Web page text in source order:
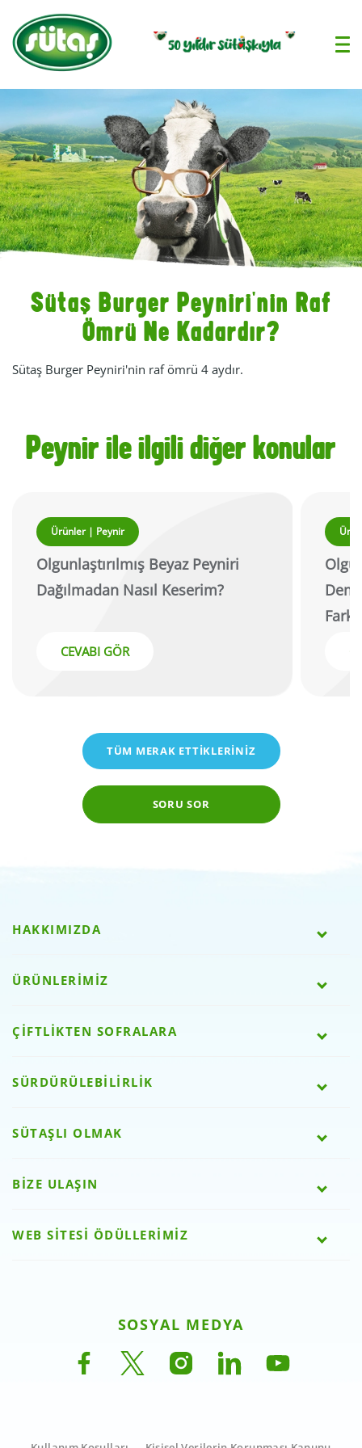
Sütaş Burger Peyniri'nin Raf
Ömrü Ne Kadardır?
Sütaş Burger Peyniri'nin raf ömrü 4 aydır.
Peynir ile ilgili diğer konular
Ürünler | Peynir
Olgunlaştırılmış Beyaz Peyniri
Dağılmadan Nasıl Keserim?
CEVABI GÖR
TÜM MERAK ETTİKLERİNİZ
SORU SOR
HAKKIMIZDA
ÜRÜNLERİMİZ
ÇİFTLİKTEN SOFRALARA
SÜRDÜRÜLEBİLİRLİK
SÜTAŞLI OLMAK
BİZE ULAŞIN
WEB SİTESİ ÖDÜLLERİMİZ
SOSYAL MEDYA